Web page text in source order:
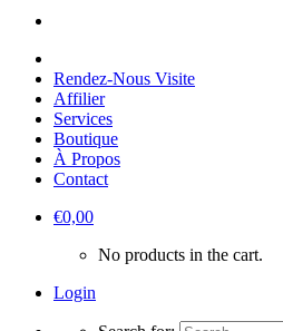
Rendez-Nous Visite
Affilier
Services
Boutique
À Propos
Contact
€0,00
No products in the cart.
Login